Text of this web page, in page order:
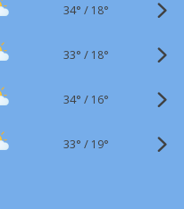
34° / 18°
33° / 18°
34° / 16°
33° / 19°